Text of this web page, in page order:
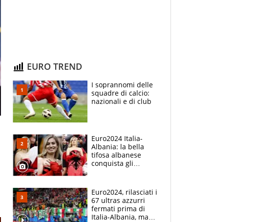
EURO TREND
I soprannomi delle
squadre di calcio:
nazionali e di club
Euro2024 Italia-
Albania: la bella
tifosa albanese
conquista gli
Knoll?
Euro2024, rilasciati i
67 ultras azzurri
fermati prima di
Italia-Albania, ma